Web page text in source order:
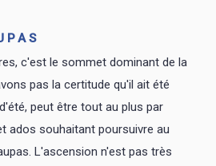
c'est le sommet dominant de la
pas la certitude qu'il ait été
peut être tout au plus par
ados souhaitant poursuivre au
L'ascension n'est pas très